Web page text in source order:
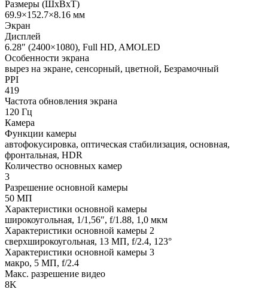
Размеры (ШxВxТ)
69.9×152.7×8.16 мм
Экран
Дисплей
6.28″ (2400×1080), Full HD, AMOLED
Особенности экрана
вырез на экране, сенсорный, цветной, Безрамочный
PPI
419
Частота обновления экрана
120 Гц
Камера
Функции камеры
автофокусировка, оптическая стабилизация, основная,
фронтальная, HDR
Количество основных камер
3
Разрешение основной камеры
50 МП
Характеристики основной камеры
широкоугольная, 1/1,56″, f/1.88, 1,0 мкм
Характеристики основной камеры 2
сверхширокоугольная, 13 МП, f/2.4, 123°
Характеристики основной камеры 3
макро, 5 МП, f/2.4
Макс. разрешение видео
8K